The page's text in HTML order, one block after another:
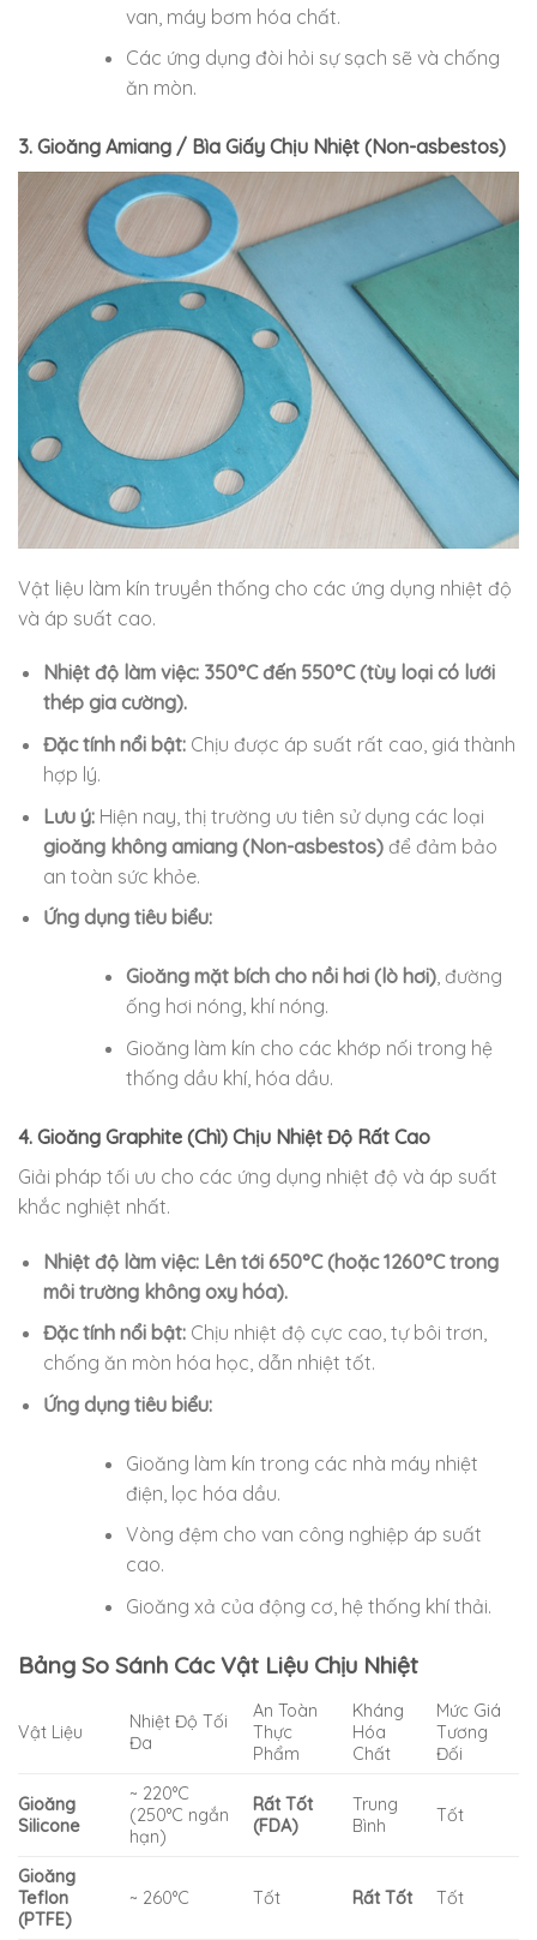
van, máy bơm hóa chất.
Các ứng dụng đòi hỏi sự sạch sẽ và chống
ăn mòn.
3. Gioăng Amiang / Bìa Giấy Chịu Nhiệt (Non-asbestos)
Vật liệu làm kín truyền thống cho các ứng dụng nhiệt độ
và áp suất cao.
Nhiệt độ làm việc: 350°C đến 550°C (tùy loại có lưới
thép gia cường).
Đặc tính nổi bật:Chịu được áp suất rất cao, giá thành
hợp lý.
Lưu ý:Hiện nay, thị trường ưu tiên sử dụng các loại
gioăng không amiang (Non-asbestos)để đảm bảo
an toàn sức khỏe.
Ứng dụng tiêu biểu:
Gioăng mặt bích cho nồi hơi (lò hơi), đường
ống hơi nóng, khí nóng.
Gioăng làm kín cho các khớp nối trong hệ
thống dầu khí, hóa dầu.
4. Gioăng Graphite (Chì) Chịu Nhiệt Độ Rất Cao
Giải pháp tối ưu cho các ứng dụng nhiệt độ và áp suất
khắc nghiệt nhất.
Nhiệt độ làm việc: Lên tới 650°C (hoặc 1260°C trong
môi trường không oxy hóa).
Đặc tính nổi bật:Chịu nhiệt độ cực cao, tự bôi trơn,
chống ăn mòn hóa học, dẫn nhiệt tốt.
Ứng dụng tiêu biểu:
Gioăng làm kín trong các nhà máy nhiệt
điện, lọc hóa dầu.
Vòng đệm cho van công nghiệp áp suất
cao.
Gioăng xả của động cơ, hệ thống khí thải.
Bảng So Sánh Các Vật Liệu Chịu Nhiệt
Vật Liệu
Nhiệt Độ Tối
Đa
An Toàn
Thực
Phẩm
Kháng
Hóa
Chất
Mức Giá
Tương
Đối
Gioăng
Silicone
~ 220°C
(250°C ngắn
hạn)
Rất Tốt
(FDA)
Trung
Bình
Tốt
Gioăng
Teflon
(PTFE)
~ 260°C Tốt Rất Tốt Tốt